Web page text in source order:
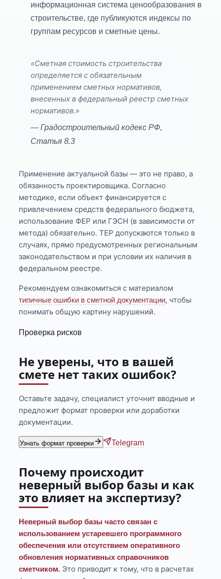
информационная система ценообразования в
строительстве, где публикуются индексы по
группам ресурсов и сметные цены.
«Сметная стоимость строительства
определяется с обязательным
применением сметных нормативов,
внесенных в федеральный реестр сметных
нормативов.»
— Градостроительный кодекс РФ,
Статья 8.3
Применение актуальной базы — это не право, а
обязанность проектировщика. Согласно
методике, если объект финансируется с
привлечением средств федерального бюджета,
использование ФЕР или ГЭСН (в зависимости от
метода) обязательно. ТЕР допускаются только в
случаях, прямо предусмотренных региональным
законодательством и при условии их наличия в
федеральном реестре.
Рекомендуем ознакомиться с материалом
типичные ошибки в сметной документации, чтобы
понимать общую картину нарушений.
Проверка рисков
Не уверены, что в вашей
смете нет таких ошибок?
Оставьте задачу, специалист уточнит вводные и
предложит формат проверки или доработки
документации.
Узнать формат проверки Telegram
Почему происходит
неверный выбор базы и как
это влияет на экспертизу?
Неверный выбор базы часто связан с
использованием устаревшего программного
обеспечения или отсутствием оперативного
обновления нормативных справочников
сметчиком. Это приводит к тому, что в расчетах